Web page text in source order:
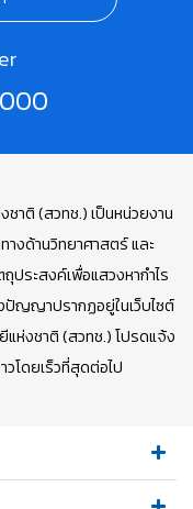
าติ (สวทช.) เป็นหน่วยงาน
งด้านวิทยาศาสตร์ และ
ประสงค์เพื่อแสวงหากำไร
ปัญญาปรากฏอยู่ในเว็บไซต์
ห่งชาติ (สวทช.) โปรดแจ้ง
โดยเร็วที่สุดต่อไป